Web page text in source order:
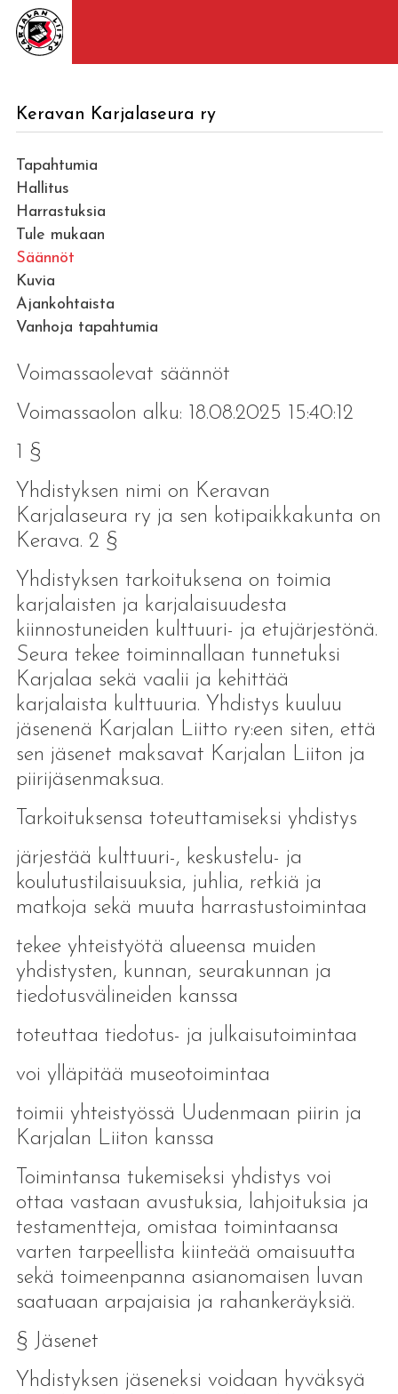
Keravan Karjalaseura ry
Tapahtumia
Hallitus
Harrastuksia
Tule mukaan
Säännöt
Kuvia
Ajankohtaista
Vanhoja tapahtumia
Voimassaolevat säännöt
Voimassaolon alku: 18.08.2025 15:40:12
1 §
Yhdistyksen nimi on Keravan
Karjalaseura ry ja sen kotipaikkakunta on
Kerava. 2 §
Yhdistyksen tarkoituksena on toimia
karjalaisten ja karjalaisuudesta
kiinnostuneiden kulttuuri- ja etujärjestönä.
Seura tekee toiminnallaan tunnetuksi
Karjalaa sekä vaalii ja kehittää
karjalaista kulttuuria. Yhdistys kuuluu
jäsenenä Karjalan Liitto ry:een siten, että
sen jäsenet maksavat Karjalan Liiton ja
piirijäsenmaksua.
Tarkoituksensa toteuttamiseksi yhdistys
järjestää kulttuuri-, keskustelu- ja
koulutustilaisuuksia, juhlia, retkiä ja
matkoja sekä muuta harrastustoimintaa
tekee yhteistyötä alueensa muiden
yhdistysten, kunnan, seurakunnan ja
tiedotusvälineiden kanssa
toteuttaa tiedotus- ja julkaisutoimintaa
voi ylläpitää museotoimintaa
toimii yhteistyössä Uudenmaan piirin ja
Karjalan Liiton kanssa
Toimintansa tukemiseksi yhdistys voi
ottaa vastaan avustuksia, lahjoituksia ja
testamentteja, omistaa toimintaansa
varten tarpeellista kiinteää omaisuutta
sekä toimeenpanna asianomaisen luvan
saatuaan arpajaisia ja rahankeräyksiä.
§ Jäsenet
Yhdistyksen jäseneksi voidaan hyväksyä